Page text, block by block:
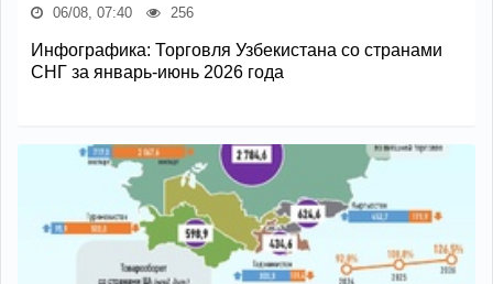
06/08, 07:40 256
Инфографика: Торговля Узбекистана со странами
СНГ за январь-июнь 2026 года